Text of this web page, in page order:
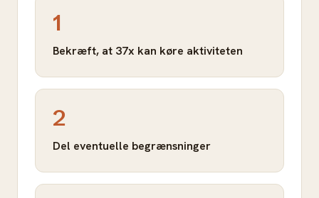
1
Bekræft, at 37x kan køre aktiviteten
2
Del eventuelle begrænsninger